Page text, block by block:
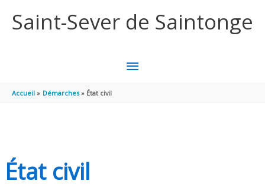
Saint-Sever de Saintonge
MENU
Accueil Démarches État civil
État civil